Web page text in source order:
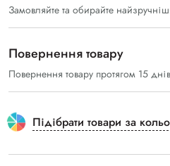
Замовляйте та обирайте
Повернення товару
Повернення товару протягом 15
Підібрати товари за